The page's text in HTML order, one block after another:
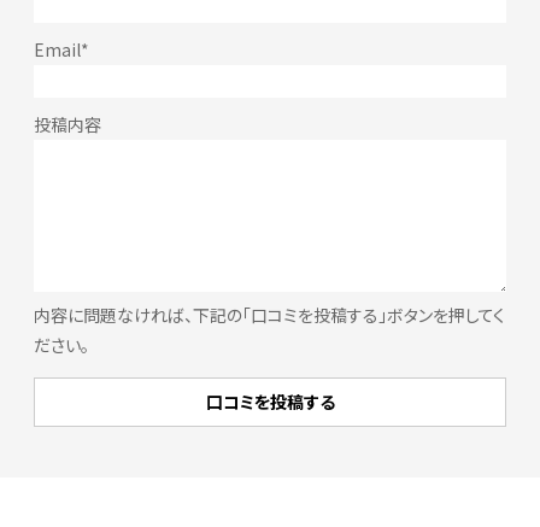
内容に問題なければ、下記の「口コミを投稿する」ボタンを押してく
ださい。